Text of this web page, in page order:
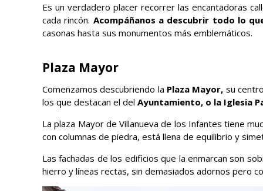
Es un verdadero placer recorrer las encantadoras
cada rincón. Acompáñanos a descubrir todo lo
casonas hasta sus monumentos más emblemáticos.
Plaza Mayor
Comenzamos descubriendo la Plaza Mayor, su
los que destacan el del Ayuntamiento, o la Iglesia
La plaza Mayor de Villanueva de los Infantes tiene
con columnas de piedra, está llena de equilibrio y
Las fachadas de los edificios que la enmarcan son
hierro y líneas rectas, sin demasiados adornos pero